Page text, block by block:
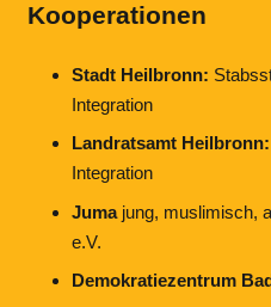
Kooperationen
Stadt Heilbronn:
Integration
Landratsamt Heilbronn:
Integration
Jumajung, muslimisch,
e.V.
Demokratiezentrum